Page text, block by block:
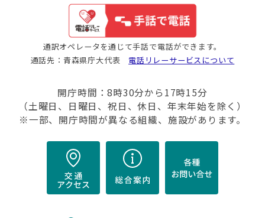
通訳オペレータを通じて手話で電話ができます。
通話先：青森県庁大代表 電話リレーサービスについて
開庁時間：8時30分から17時15分
（土曜日、日曜日、祝日、休日、年末年始を除く）
※一部、開庁時間が異なる組織、施設があります。